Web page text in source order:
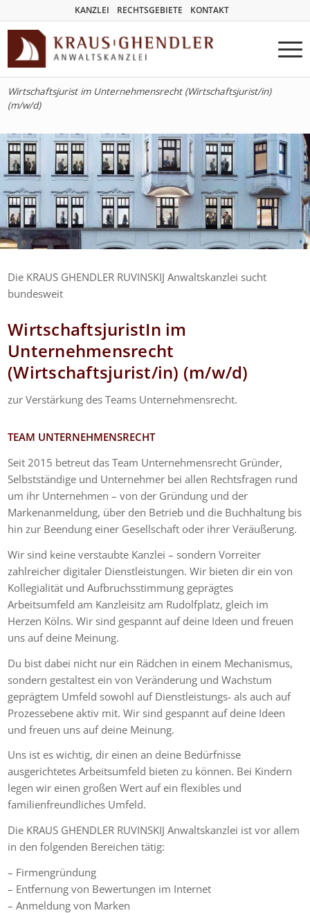
KANZLEI RECHTSGEBIETE KONTAKT
Wirtschaftsjurist im Unternehmensrecht (Wirtschaftsjurist/in)
(m/w/d)
Die KRAUS GHENDLER RUVINSKIJ Anwaltskanzlei sucht
bundesweit
WirtschaftsjuristIn im
Unternehmensrecht
(Wirtschaftsjurist/in) (m/w/d)
zur Verstärkung des Teams Unternehmensrecht.
TEAM UNTERNEHMENSRECHT
Seit 2015 betreut das Team Unternehmensrecht Gründer,
Selbstständige und Unternehmer bei allen Rechtsfragen rund
um ihr Unternehmen – von der Gründung und der
Markenanmeldung, über den Betrieb und die Buchhaltung bis
hin zur Beendung einer Gesellschaft oder ihrer Veräußerung.
Wir sind keine verstaubte Kanzlei – sondern Vorreiter
zahlreicher digitaler Dienstleistungen. Wir bieten dir ein von
Kollegialität und Aufbruchsstimmung geprägtes
Arbeitsumfeld am Kanzleisitz am Rudolfplatz, gleich im
Herzen Kölns. Wir sind gespannt auf deine Ideen und freuen
uns auf deine Meinung.
Du bist dabei nicht nur ein Rädchen in einem Mechanismus,
sondern gestaltest ein von Veränderung und Wachstum
geprägtem Umfeld sowohl auf Dienstleistungs- als auch auf
Prozessebene aktiv mit. Wir sind gespannt auf deine Ideen
und freuen uns auf deine Meinung.
Uns ist es wichtig, dir einen an deine Bedürfnisse
ausgerichtetes Arbeitsumfeld bieten zu können. Bei Kindern
legen wir einen großen Wert auf ein flexibles und
familienfreundliches Umfeld.
Die KRAUS GHENDLER RUVINSKIJ Anwaltskanzlei ist vor allem
in den folgenden Bereichen tätig:
– Firmengründung
– Entfernung von Bewertungen im Internet
– Anmeldung von Marken